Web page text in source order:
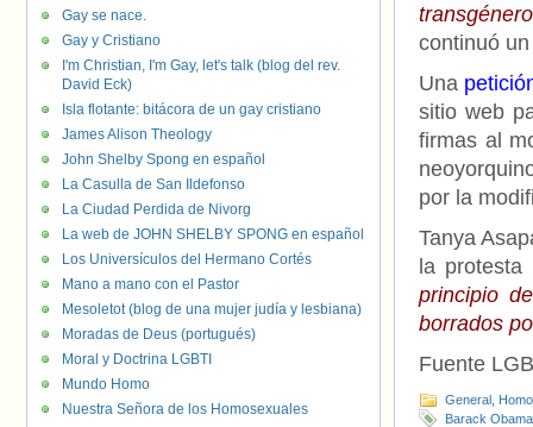
continuó
Una
sitio web
firmas al
por la
Tanya
la
principio
borrados
Fuente
General
Barack Obama
Gay se nace.
Gay y Cristiano
I'm Christian, I'm Gay, let's talk (blog del rev.
David Eck)
Isla flotante: bitácora de un gay cristiano
James Alison Theology
John Shelby Spong en español
La Casulla de San Ildefonso
La Ciudad Perdida de Nivorg
La web de JOHN SHELBY SPONG en español
Los Universículos del Hermano Cortés
Mano a mano con el Pastor
Mesoletot (blog de una mujer judía y lesbiana)
Moradas de Deus (portugués)
Moral y Doctrina LGBTI
Mundo Homo
Nuestra Señora de los Homosexuales